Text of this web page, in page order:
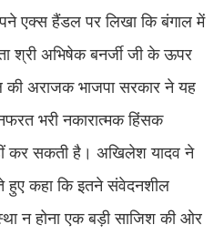
एक्स हैंडल पर लिखा कि बंगाल में
श्री अभिषेक बनर्जी जी के ऊपर
की अराजक भाजपा सरकार ने यह
भरी नकारात्मक हिंसक
कर सकती है। अखिलेश यादव ने
हुए कहा कि इतने संवेदनशील
न होना एक बड़ी साजिश की ओर